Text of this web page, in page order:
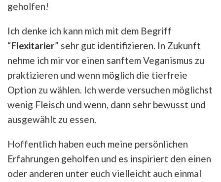
geholfen!
Ich denke ich kann mich mit dem Begriff
“Flexitarier” sehr gut identifizieren. In Zukunft
nehme ich mir vor einen sanftem Veganismus zu
praktizieren und wenn möglich die tierfreie
Option zu wählen. Ich werde versuchen möglichst
wenig Fleisch und wenn, dann sehr bewusst und
ausgewählt zu essen.
Hoffentlich haben euch meine persönlichen
Erfahrungen geholfen und es inspiriert den einen
oder anderen unter euch vielleicht auch einmal